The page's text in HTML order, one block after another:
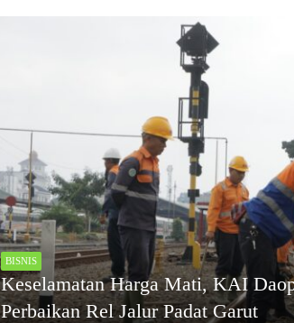
BISNIS
Keselamatan Harga Mati, KAI
Perbaikan Rel Jalur Padat Garut